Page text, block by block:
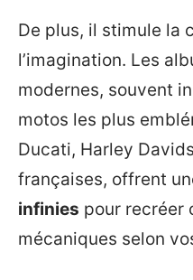
De plus, il stimule la
l’imagination. Les
modernes, souvent
motos les plus
Ducati, Harley
françaises, offrent
infinies pour recréer
mécaniques selon